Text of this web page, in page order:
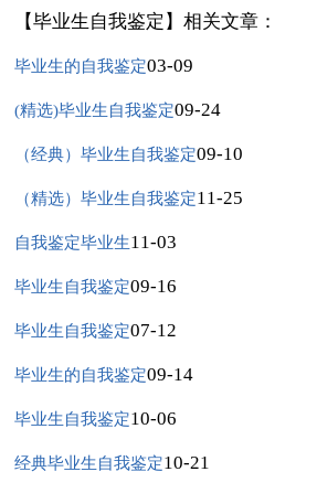
【毕业生自我鉴定】相关文章：
毕业生的自我鉴定03-09
(精选)毕业生自我鉴定09-24
（经典）毕业生自我鉴定09-10
（精选）毕业生自我鉴定11-25
自我鉴定毕业生11-03
毕业生自我鉴定09-16
毕业生自我鉴定07-12
毕业生的自我鉴定09-14
毕业生自我鉴定10-06
经典毕业生自我鉴定10-21